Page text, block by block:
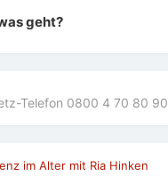
geht?
Telefon 0800 4 70 80 90